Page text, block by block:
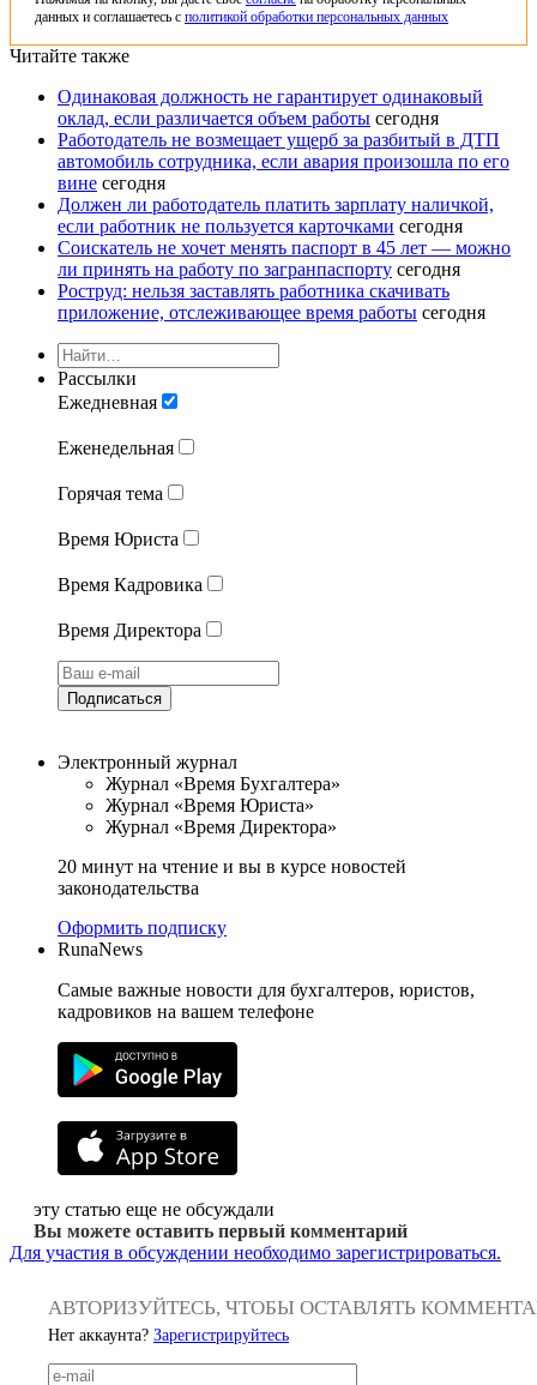
данных и соглашаетесь с политикой обработки персональных данных
Читайте также
Одинаковая должность не гарантирует одинаковый
оклад, если различается объем работы сегодня
Работодатель не возмещает ущерб за разбитый в ДТП
автомобиль сотрудника, если авария произошла по его
вине сегодня
Должен ли работодатель платить зарплату наличкой,
если работник не пользуется карточками сегодня
Соискатель не хочет менять паспорт в 45 лет — можно
ли принять на работу по загранпаспорту сегодня
Роструд: нельзя заставлять работника скачивать
приложение, отслеживающее время работы сегодня
Рассылки
Ежедневная
Еженедельная
Горячая тема
Время Юриста
Время Кадровика
Время Директора
Подписаться
Электронный журнал
Журнал «Время Бухгалтера»
Журнал «Время Юриста»
Журнал «Время Директора»
20 минут на чтение и вы в курсе новостей
законодательства
Оформить подписку
RunaNews
Самые важные новости для бухгалтеров, юристов,
кадровиков на вашем телефоне
эту статью еще не обсуждали
Вы можете оставить первый комментарий
Для участия в обсуждении необходимо зарегистрироваться.
АВТОРИЗУЙТЕСЬ, ЧТОБЫ ОСТАВЛЯТЬ
Нет аккаунта? Зарегистрируйтесь